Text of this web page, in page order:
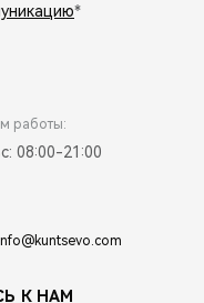
*
работы:
08:00-21:00
К НАМ